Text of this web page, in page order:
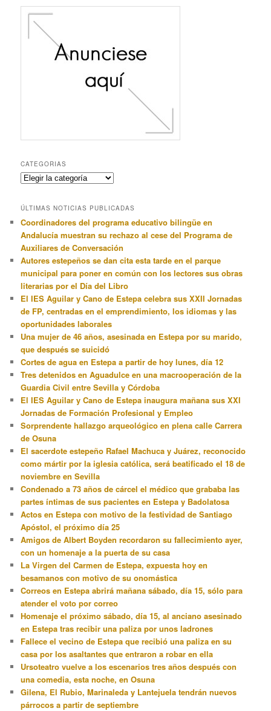
anteriormente
CATEGORIAS
Categorias
ÚLTIMAS NOTICIAS PUBLICADAS
Coordinadores del programa educativo bilingüe en
Andalucía muestran su rechazo al cese del Programa de
Auxiliares de Conversación
Autores estepeños se dan cita esta tarde en el parque
municipal para poner en común con los lectores sus obras
literarias por el Día del Libro
El IES Aguilar y Cano de Estepa celebra sus XXII Jornadas
de FP, centradas en el emprendimiento, los idiomas y las
oportunidades laborales
Una mujer de 46 años, asesinada en Estepa por su marido,
que después se suicidó
Cortes de agua en Estepa a partir de hoy lunes, día 12
Tres detenidos en Aguadulce en una macrooperación de la
Guardia Civil entre Sevilla y Córdoba
El IES Aguilar y Cano de Estepa inaugura mañana sus XXI
Jornadas de Formación Profesional y Empleo
Sorprendente hallazgo arqueológico en plena calle Carrera
de Osuna
El sacerdote estepeño Rafael Machuca y Juárez, reconocido
como mártir por la iglesia católica, será beatificado el 18 de
noviembre en Sevilla
Condenado a 73 años de cárcel el médico que grababa las
partes íntimas de sus pacientes en Estepa y Badolatosa
Actos en Estepa con motivo de la festividad de Santiago
Apóstol, el próximo día 25
Amigos de Albert Boyden recordaron su fallecimiento ayer,
con un homenaje a la puerta de su casa
La Virgen del Carmen de Estepa, expuesta hoy en
besamanos con motivo de su onomástica
Correos en Estepa abrirá mañana sábado, día 15, sólo para
atender el voto por correo
Homenaje el próximo sábado, día 15, al anciano asesinado
en Estepa tras recibir una paliza por unos ladrones
Fallece el vecino de Estepa que recibió una paliza en su
casa por los asaltantes que entraron a robar en ella
Ursoteatro vuelve a los escenarios tres años después con
una comedia, esta noche, en Osuna
Gilena, El Rubio, Marinaleda y Lantejuela tendrán nuevos
párrocos a partir de septiembre